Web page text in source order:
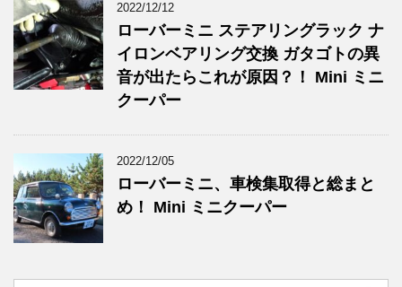
2022/12/12
ローバーミニ ステアリングラック ナ
イロンベアリング交換 ガタゴトの異
音が出たらこれが原因？！ Mini ミニ
クーパー
2022/12/05
ローバーミニ、車検集取得と総まと
め！ Mini ミニクーパー